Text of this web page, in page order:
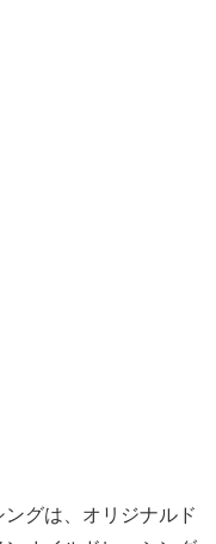
グは、オリジナルド